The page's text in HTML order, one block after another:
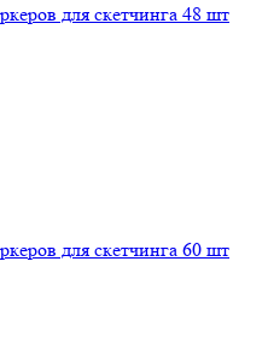
для скетчинга 48 шт
для скетчинга 60 шт